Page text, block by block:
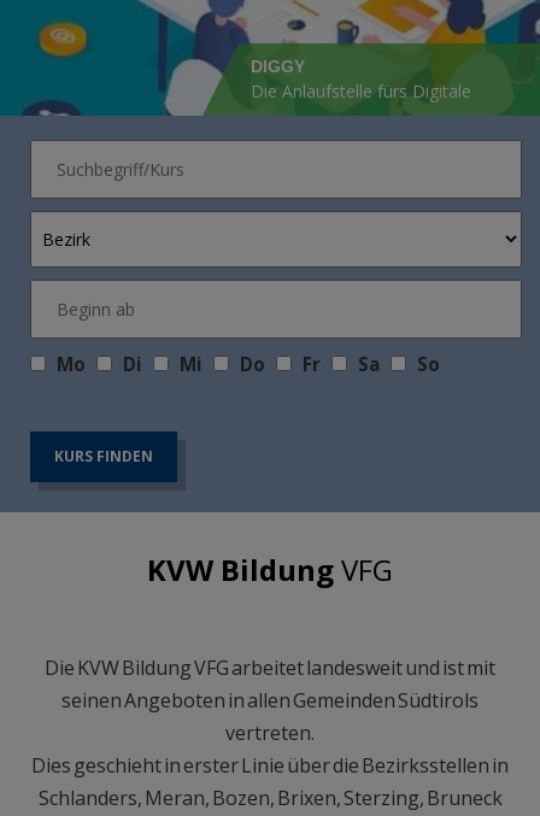
Mo Di Mi Do Fr Sa So
KVW BildungVFG
Die KVW Bildung VFG arbeitet landesweit und ist mit
seinen Angeboten in allen Gemeinden Südtirols
vertreten.
Dies geschieht in erster Linie über die Bezirksstellen in
Schlanders, Meran, Bozen, Brixen, Sterzing, Bruneck